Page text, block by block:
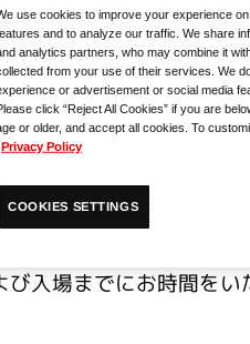
日(日)
え当日受付よりご参加く
入場までにお時間をい
use cookies to improve your experience
and to analyze our traffic. We share
analytics partners, who may combine it
from your use of their services. We
or advertisement or social media
click “Reject All Cookies” if you are
or older, and accept all cookies. To
Privacy Policy
COOKIES SETTINGS